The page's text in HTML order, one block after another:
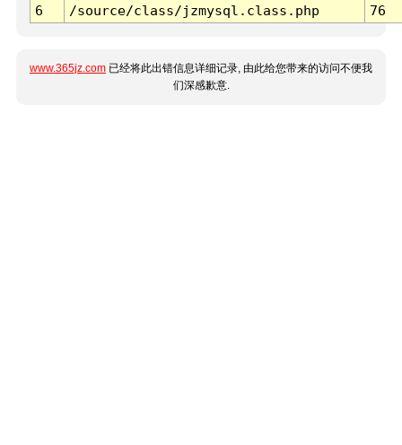
6
/source/class/jzmysql.class.php 76
www.365jz.com 已经将此出错信息详细记录, 由此给您带来的访问不便我
们深感歉意.